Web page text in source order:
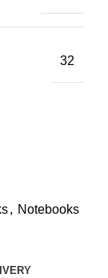
32
, Notebooks